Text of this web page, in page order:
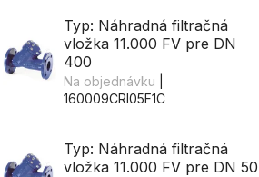
Typ: Náhradná filtračná
vložka 11.000 FV pre DN
400
Na objednávku
160009CRI05F1C
Typ: Náhradná filtračná
vložka 11.000 FV pre DN 50